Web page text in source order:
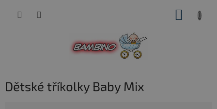
Dětské tříkolky Baby Mix